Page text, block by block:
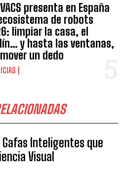
presenta en España
de robots
limpiar la casa, el
y hasta las ventanas,
un dedo
Inteligentes que
Visual